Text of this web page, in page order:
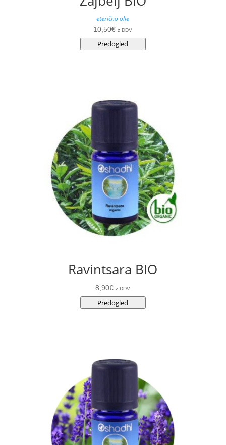
eterično olje
10,50€ z DDV
Predogled
Ravintsara BIO
8,90€ z DDV
Predogled